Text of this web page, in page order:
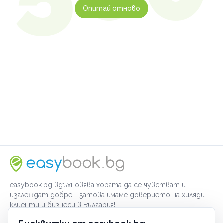
Опитай отново
easybook.bg вдъхновява хората да се чувстват и
изглеждат добре - затова имаме доверието на хиляди
клиенти и бизнеси в България!